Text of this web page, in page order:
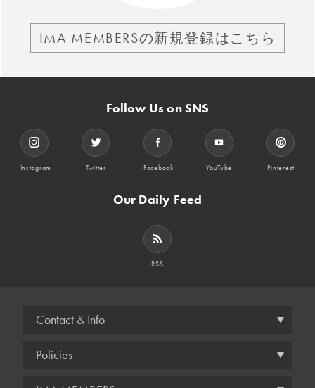
IMA MEMBERSの新規登録はこちら
Follow Us on SNS
Instagram Twitter Facebook YouTube Pinterest
Our Daily Feed
RSS
Contact & Info
Policies